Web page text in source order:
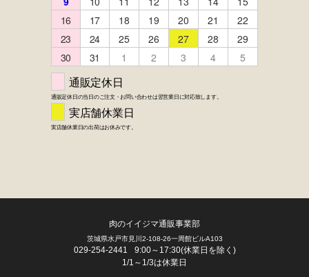
肉のイイジマ通販事業部
茨城県水戸市見川2-108-26一周館ビルA103
029-254-2441
9:00～17:30(休業日を除く)
1/1～1/3は休業日